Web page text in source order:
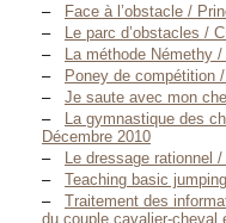
Face à l’obstacle /
Le parc d’obstacles /
La méthode Némethy
Poney de compétition
Je saute avec mon
La gymnastique des
Décembre 2010
Le dressage rationnel
Teaching basic
Traitement des
du couple cavalier-cheval